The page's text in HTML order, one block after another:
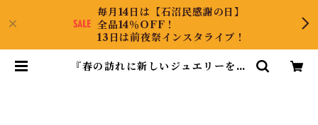
毎月14日は【石沼民感謝の日】
全品14％OFF！
13日は前夜祭インスタライブ！
『春の訪れに新しいジュエリーを』